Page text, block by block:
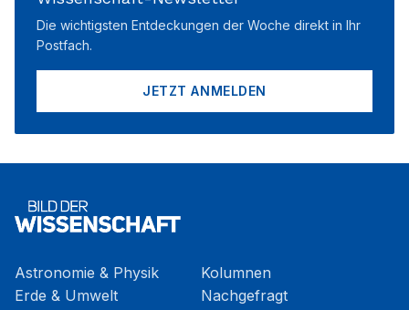
Die wichtigsten Entdeckungen der Woche direkt in Ihr
Postfach.
JETZT ANMELDEN
Astronomie & Physik
Erde & Umwelt
Kolumnen
Nachgefragt